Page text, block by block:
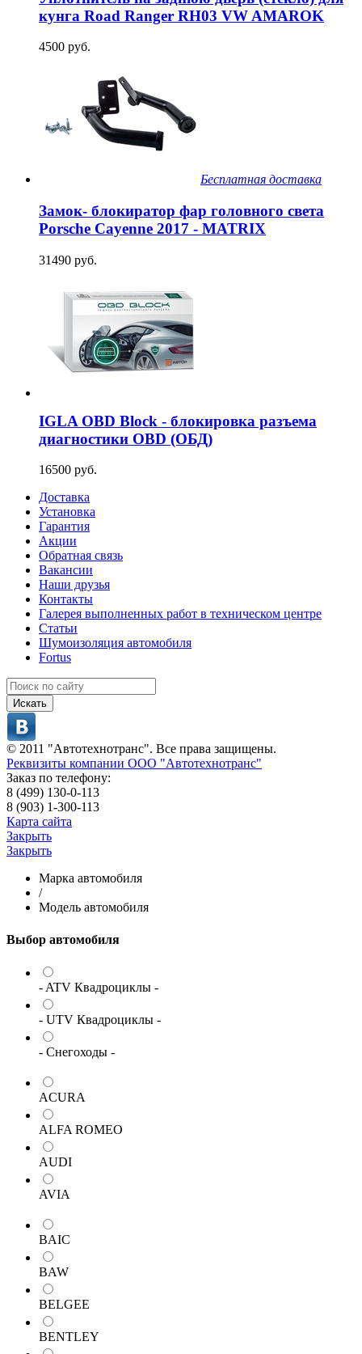
кунга Road Ranger RH03 VW AMAROK
4500 руб.
Бесплатная доставка
Замок- блокиратор фар головного света
Porsche Cayenne 2017 - MATRIX
31490 руб.
IGLA OBD Block - блокировка разъема
диагностики OBD (ОБД)
16500 руб.
Доставка
Установка
Гарантия
Акции
Обратная связь
Вакансии
Наши друзья
Контакты
Галерея выполненных работ в техническом центре
Статьи
Шумоизоляция автомобиля
Fortus
Искать
© 2011 "Автотехнотранс". Все права защищены.
Реквизиты компании ООО "Автотехнотранс"
Заказ по телефону:
8 (499) 130-0-113
8 (903) 1-300-113
Карта сайта
Закрыть
Закрыть
Марка автомобиля
/
Модель автомобиля
Выбор автомобиля
- ATV Квадроциклы -
- UTV Квадроциклы -
- Снегоходы -
ACURA
ALFA ROMEO
AUDI
AVIA
BAIC
BAW
BELGEE
BENTLEY